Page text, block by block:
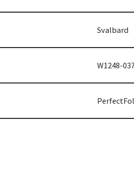
Svalbard
W1248-